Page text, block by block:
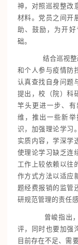
神，对照巡视整改
材料。党员之间开
助、鼓励，为开
础。
结合巡视整
和个人参与疫情防
认真查找自身问题
提出，校（院）科
竿头更进一步、
维，推出一些新
识，加强理论学习
实质内容，学深学
使理论学习缺乏连
工作上较依赖以往
作方式方法以适应
题经费报销的监管
研规范管理的责任
曾峻指出，
评，同时也要加强
目前存在不足、需